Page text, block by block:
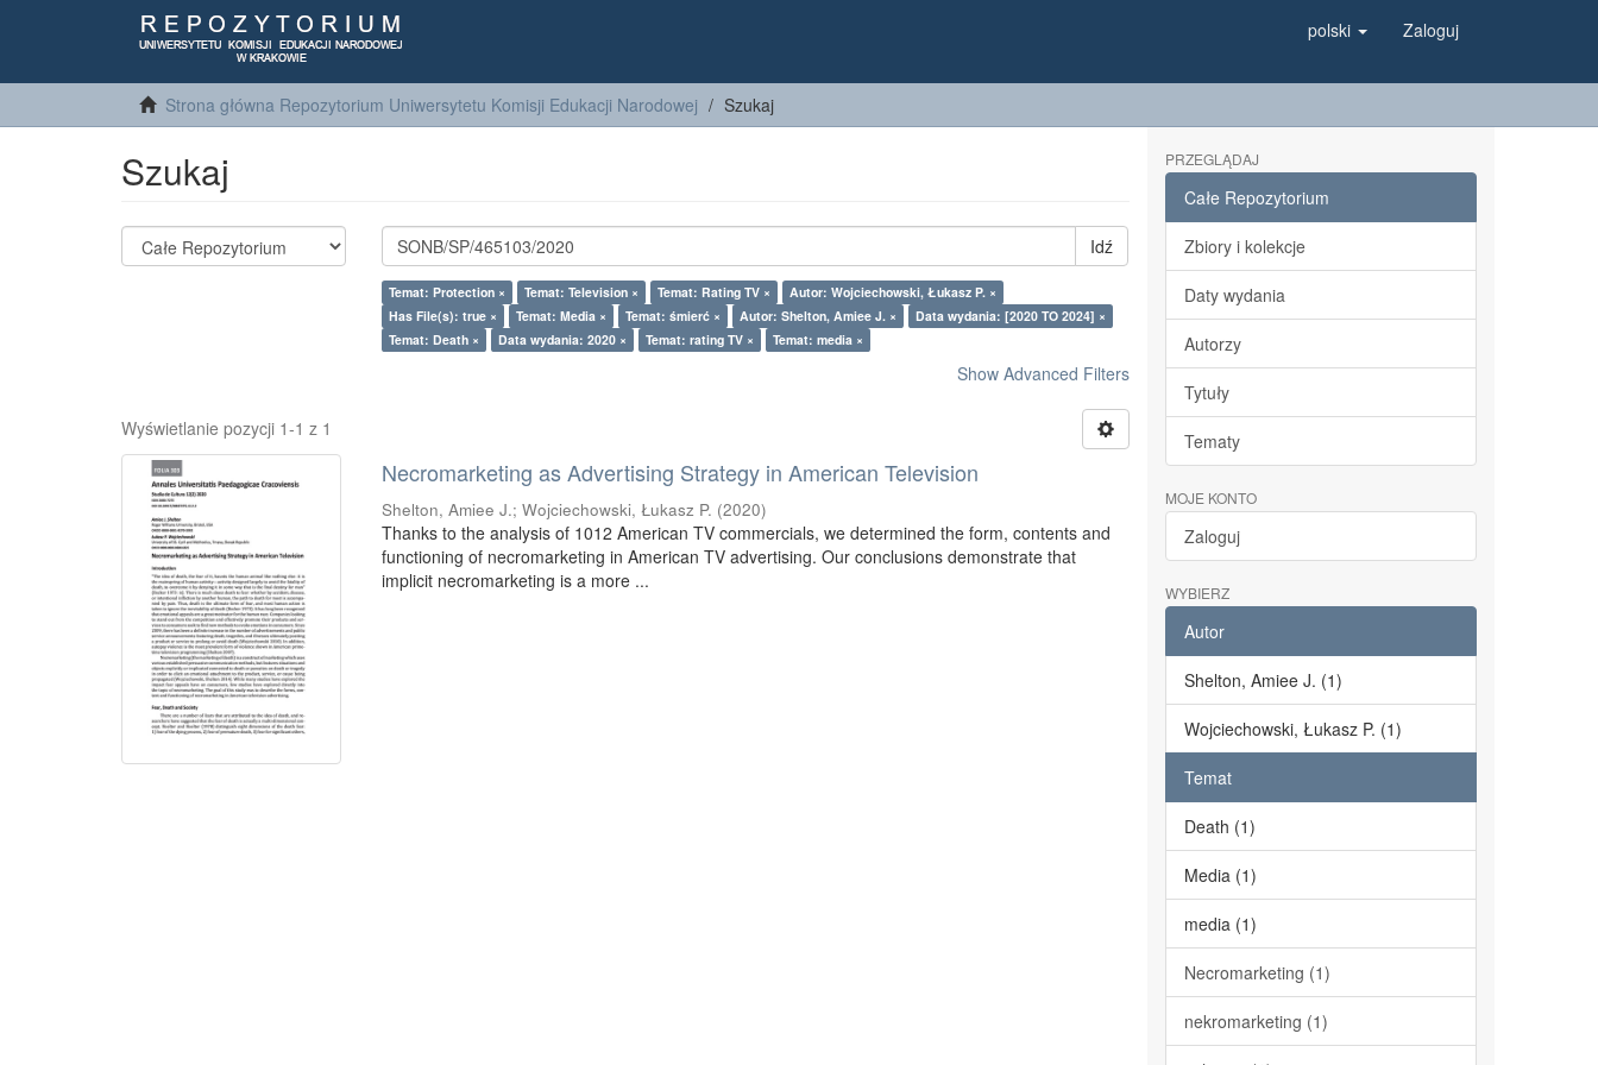
polski Zaloguj
Strona główna Repozytorium Uniwersytetu Komisji Edukacji Narodowej Szukaj
Szukaj
Idź
Temat: Protection × Temat: Television × Temat: Rating TV ×
Autor: Wojciechowski, Łukasz P. ×
Has File(s): true ×
Temat: Media × Temat: śmierć × Autor: Shelton, Amiee J. ×
Data wydania: [2020 TO 2024] ×
Temat: Death ×
Data wydania: 2020 × Temat: rating TV × Temat: media ×
Show Advanced Filters
Wyświetlanie pozycji 1-1 z 1
Necromarketing as Advertising Strategy in American Television
Shelton, Amiee J.;Wojciechowski, Łukasz P. (2020)
Thanks to the analysis of 1012 American TV commercials, we determined the form, contents and
functioning of necromarketing in American TV advertising. Our conclusions demonstrate that
implicit necromarketing is a more ...
PRZEGLĄDAJ
Całe Repozytorium
Zbiory i kolekcje
Daty wydania
Autorzy
Tytuły
Tematy
MOJE KONTO
Zaloguj
WYBIERZ
Autor
Shelton, Amiee J. (1)
Wojciechowski, Łukasz P. (1)
Temat
Death (1)
Media (1)
media (1)
Necromarketing (1)
nekromarketing (1)